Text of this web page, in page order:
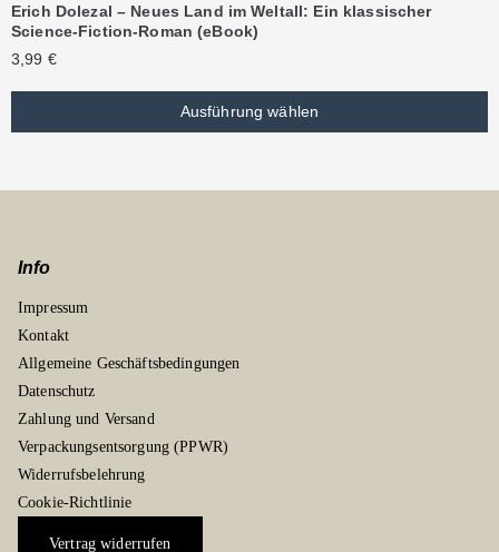
Erich Dolezal – Neues Land im Weltall: Ein klassischer
Science-Fiction-Roman (eBook)
3,99 €
Ausführung wählen
Info
Impressum
Kontakt
Allgemeine Geschäftsbedingungen
Datenschutz
Zahlung und Versand
Verpackungsentsorgung (PPWR)
Widerrufsbelehrung
Cookie-Richtlinie
Vertrag widerrufen